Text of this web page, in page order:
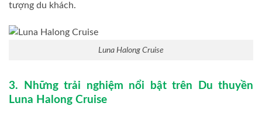
tượng du khách.
Luna Halong Cruise
3. Những trải nghiệm nổi bật trên Du thuyền
Luna Halong Cruise